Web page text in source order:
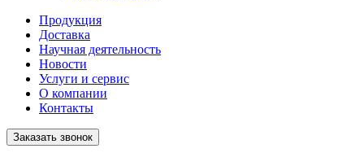
Продукция
Доставка
Научная деятельность
Новости
Услуги и сервис
О компании
Контакты
Заказать звонок